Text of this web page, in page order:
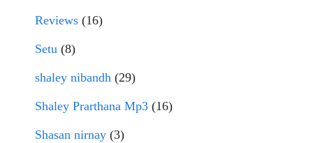
Reviews (16)
Setu (8)
shaley nibandh (29)
Shaley Prarthana Mp3 (16)
Shasan nirnay (3)